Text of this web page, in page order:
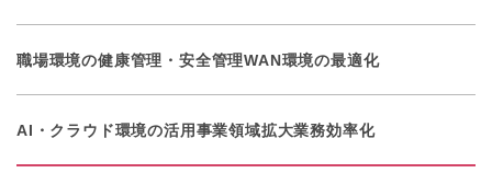
職場環境の健康管理・安全管理WAN環境の最適化
AI・クラウド環境の活用事業領域拡大業務効率化